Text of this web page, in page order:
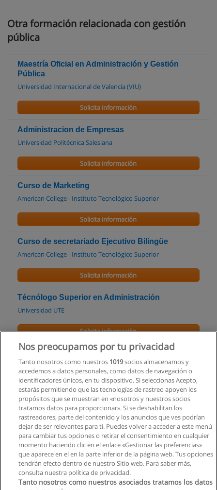
Otra formación relacionada con gestión
pública
Maestría Oficial en Administración y Gestión
Pública
Universidad Internacional de Valencia (VIU)
Solicita información
Administracion de Empresas
Universidad Politécnica Salesiana
Solicita información
Curso de Marketing
American College - Instituto Tecnológico Superior
Solicita información
Curso de secretariado Ejecutivo Bilingüe
American College - Instituto Tecnológico Superior
Solicita información
Técnólogo Superior en Administración
Universidad UTE
Solicita información
Carrera de Economía
Universidad Católica de Cuenca
Solicita información
Carrera de Ingeniería Comercial
Universidad Católica de Cuenca
Solicita información
Nos preocupamos por tu privacidad
Tanto nosotros como nuestros 1019socios almacenamos y
accedemos a datos personales, como datos de navegación o
identificadores únicos, en tu dispositivo. Si seleccionas Acepto,
estarás permitiendo que las tecnologías de rastreo apoyen los
propósitos que se muestran en «nosotros y nuestros socios
tratamos datos para proporcionar». Si se deshabilitan los
rastreadores, parte del contenido y los anuncios que ves podrían
dejar de ser relevantes para ti. Puedes volver a acceder a este menú
para cambiar tus opciones o retirar el consentimiento en cualquier
momento haciendo clic en el enlace «Gestionar las preferencias»
que aparece en el en la parte inferior de la página web. Tus opciones
tendrán efecto dentro de nuestro Sitio web. Para saber más,
consulta nuestra política de privacidad.
Tanto nosotros como nuestros asociados tratamos los datos